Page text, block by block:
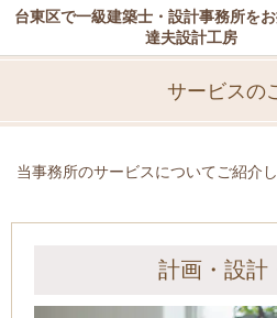
台東区で一級建築士・設計事務所を
達夫設計工房
サービスの
当事務所のサービスについてご紹介し
計画・設計